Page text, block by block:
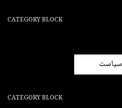
CATEGORY BLOCK
سیاست
CATEGORY BLOCK